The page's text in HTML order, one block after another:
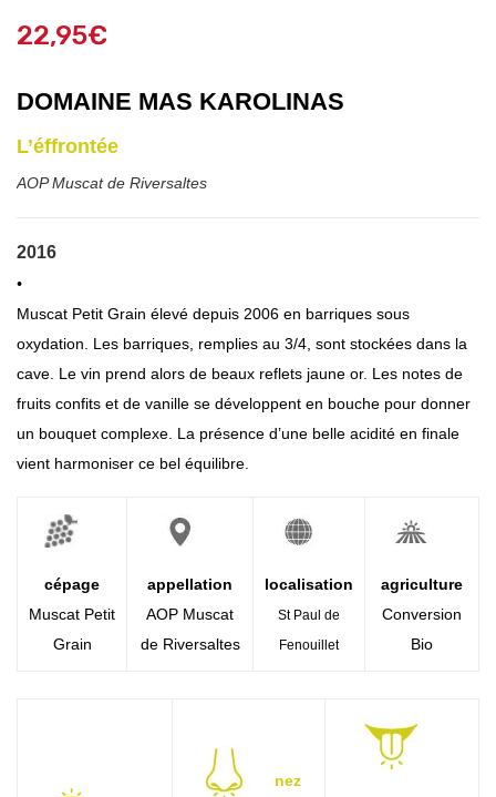
22,95€
DOMAINE MAS KAROLINAS
L’éffrontée
AOP Muscat de Riversaltes
2016
•
Muscat Petit Grain élevé depuis 2006 en barriques sous
oxydation. Les barriques, remplies au 3/4, sont stockées dans la
cave. Le vin prend alors de beaux reflets jaune or. Les notes de
fruits confits et de vanille se développent en bouche pour donner
un bouquet complexe. La présence d’une belle acidité en finale
vient harmoniser ce bel équilibre.
cépage
Muscat Petit
Grain
appellation
AOP Muscat
de Riversaltes
localisation
St Paul de
Fenouillet
agriculture
Conversion
Bio
nez